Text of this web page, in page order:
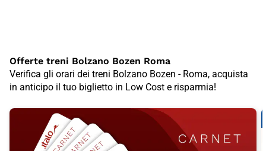
Offerte treni Bolzano Bozen Roma
Verifica gli orari dei treni Bolzano Bozen - Roma, acquista
in anticipo il tuo biglietto in Low Cost e risparmia!